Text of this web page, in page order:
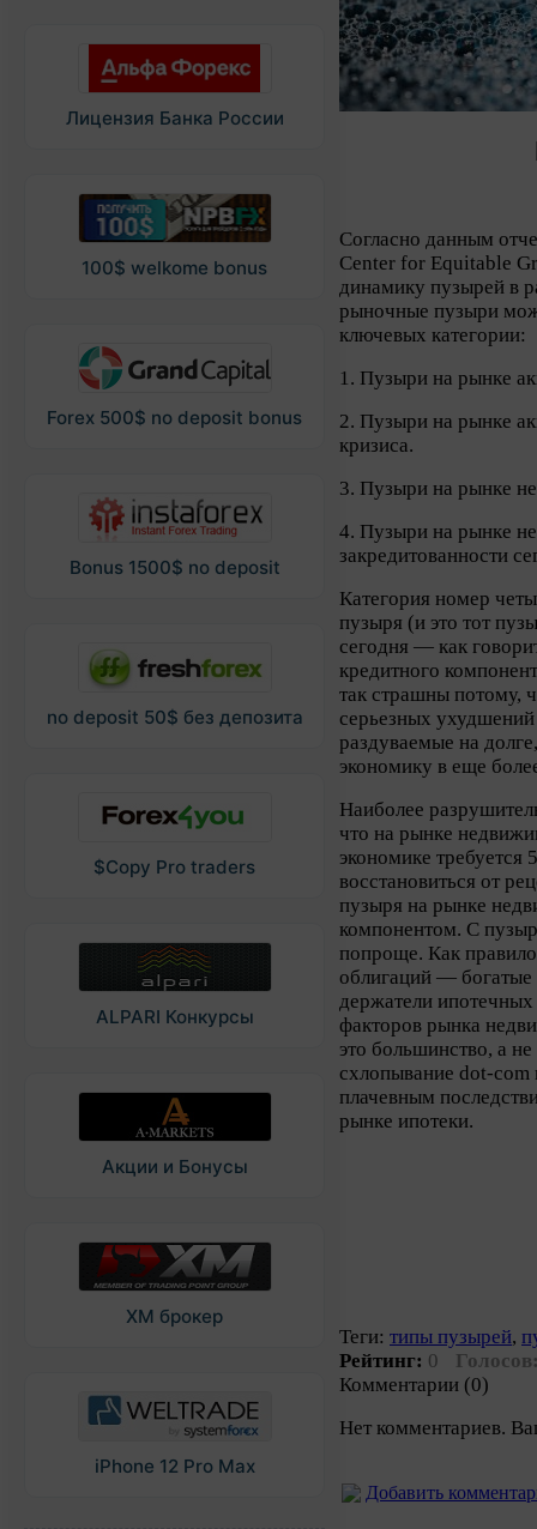
Лицензия Банка России
100$ welkome bonus
Forex 500$ no deposit bonus
Bonus 1500$ no deposit
no deposit 50$ без депозита
$Copy Pro traders
ALPARI Конкурсы
Акции и Бонусы
XM брокер
iPhone 12 Pro Max
Согласно данным
Center for Equitable
динамику пузырей в
рыночные пузыри
ключевых категории:
1. Пузыри на рынке
2. Пузыри на рынке
кризиса.
3. Пузыри на рынке
4. Пузыри на рынке
закредитованности
Категория номер
пузыря (и это тот
сегодня — как
кредитного
так страшны потому,
серьезных
раздуваемые на
экономику в еще
Наиболее
что на рынке
экономике требуется
восстановиться от
пузыря на рынке
компонентом. С
попроще. Как
облигаций —
держатели
факторов рынка
это большинство, а
схлопывание dot-com
плачевным
рынке ипотеки.
Теги: типы пузырей,
Рейтинг: 0
Комментарии (0)
Нет комментариев.
Добавить